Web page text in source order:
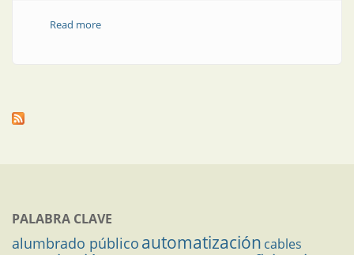
Read moreabout Tres pilares, tres propuestas de digitalización
PALABRA CLAVE
alumbrado público automatización cables